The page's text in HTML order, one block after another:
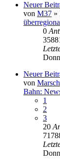
Neuer
von M37 »
0
Neuer
von Marsch
Bahn:
1
2
3
20